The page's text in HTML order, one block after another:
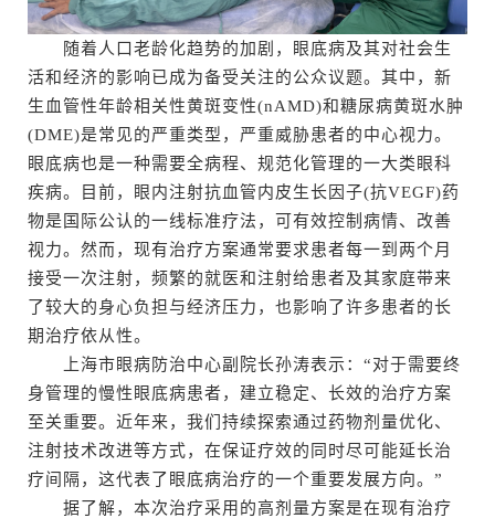
随着人口老龄化趋势的加剧，眼底病及其对社会生
活和经济的影响已成为备受关注的公众议题。其中，新
生血管性年龄相关性黄斑变性(nAMD)和糖尿病黄斑水肿
(DME)是常见的严重类型，严重威胁患者的中心视力。
眼底病也是一种需要全病程、规范化管理的一大类眼科
疾病。目前，眼内注射抗血管内皮生长因子(抗VEGF)药
物是国际公认的一线标准疗法，可有效控制病情、改善
视力。然而，现有治疗方案通常要求患者每一到两个月
接受一次注射，频繁的就医和注射给患者及其家庭带来
了较大的身心负担与经济压力，也影响了许多患者的长
期治疗依从性。
上海市眼病防治中心副院长孙涛表示：“对于需要终
身管理的慢性眼底病患者，建立稳定、长效的治疗方案
至关重要。近年来，我们持续探索通过药物剂量优化、
注射技术改进等方式，在保证疗效的同时尽可能延长治
疗间隔，这代表了眼底病治疗的一个重要发展方向。”
据了解，本次治疗采用的高剂量方案是在现有治疗